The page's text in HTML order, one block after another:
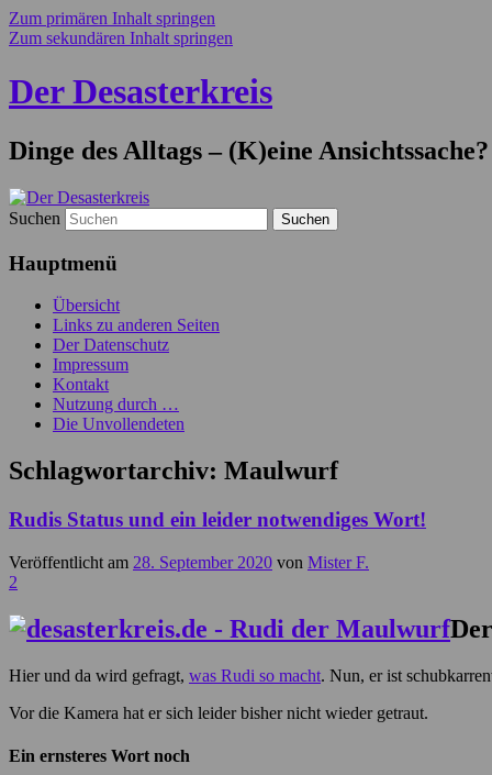
Zum primären Inhalt springen
Zum sekundären Inhalt springen
Der Desasterkreis
Dinge des Alltags – (K)eine Ansichtssache?
Suchen
Hauptmenü
Übersicht
Links zu anderen Seiten
Der Datenschutz
Impressum
Kontakt
Nutzung durch …
Die Unvollendeten
Schlagwortarchiv: Maulwurf
Rudis Status und ein leider notwendiges Wort!
Veröffentlicht am 28. September 2020 von Mister F.
2
Hier und da wird gefragt, was Rudi so macht. Nun, er ist
Vor die Kamera hat er sich leider bisher nicht wieder getraut.
Ein ernsteres Wort noch